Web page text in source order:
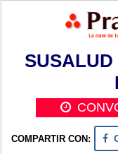
SUSALUD
COMPARTIR CON: